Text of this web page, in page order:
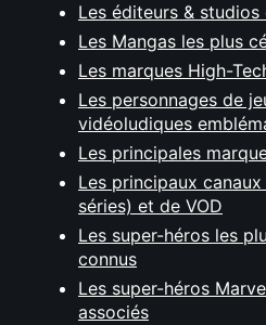
Les éditeurs &
Les Mangas les plus
Les marques High-
Les personnages de
vidéoludiques
Les principales
Les principaux
séries) et de VOD
Les super-héros les
connus
Les super-héros
associés